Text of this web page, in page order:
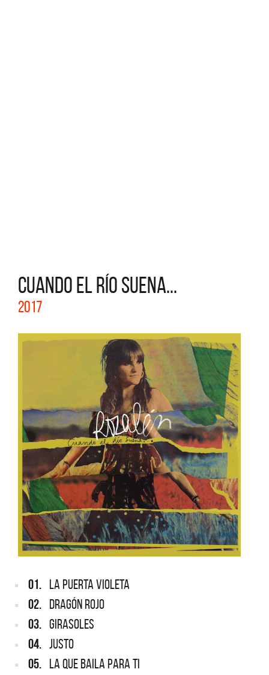
CUANDO EL RÍO SUENA...
2017
01. LA PUERTA VIOLETA
02. DRAGÓN ROJO
03. GIRASOLES
04. JUSTO
05. LA QUE BAILA PARA TI